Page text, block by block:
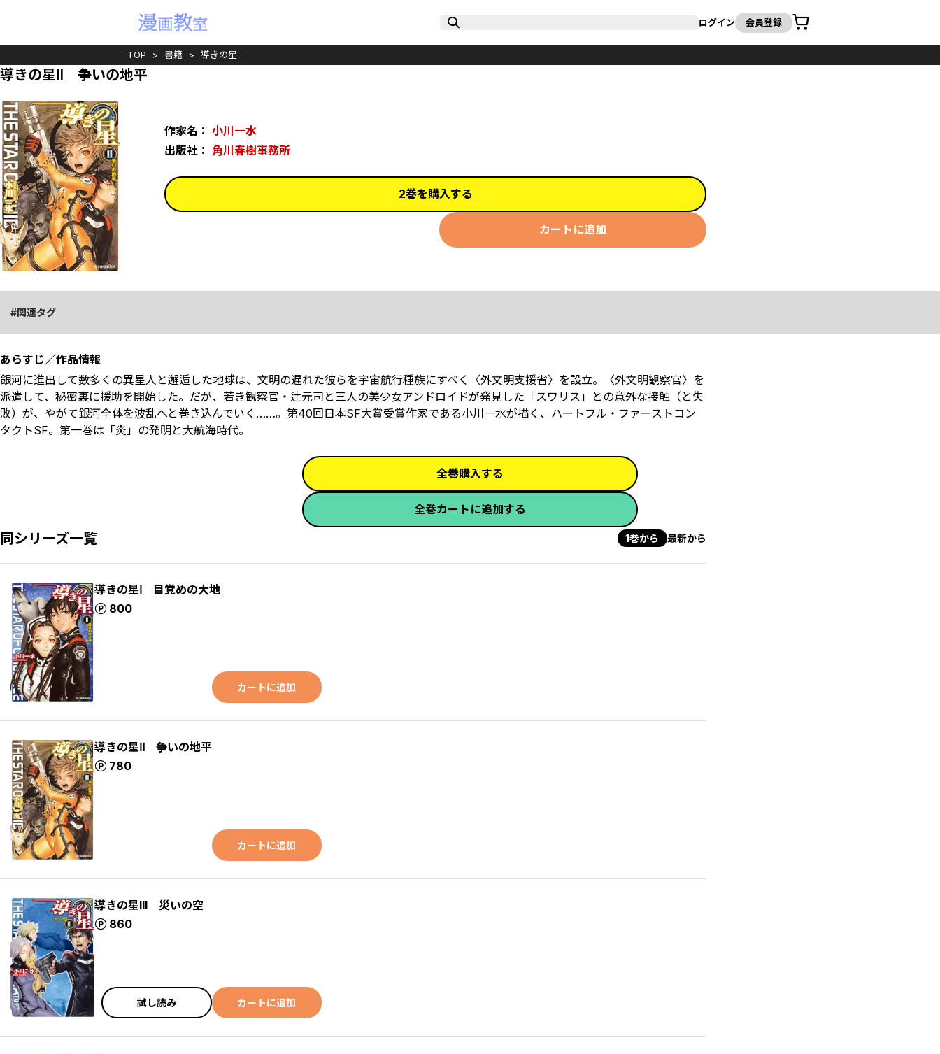
ログイン 会員登録
カート
TOP 書籍 導きの星
導きの星Ⅱ 争いの地平
作家名： 小川一水
出版社： 角川春樹事務所
2巻を購入する
カートに追加
関連タグ
あらすじ／作品情報
銀河に進出して数多くの異星人と邂逅した地球は、文明の遅れた彼らを宇宙航行種族にすべく〈外文明支援省〉を設立。〈外文明観察官〉を
派遣して、秘密裏に援助を開始した。だが、若き観察官・辻元司と三人の美少女アンドロイドが発見した「スワリス」との意外な接触（と失
敗）が、やがて銀河全体を波乱へと巻き込んでいく……。第40回日本SF大賞受賞作家である小川一水が描く、ハートフル・ファーストコン
タクトSF。第一巻は「炎」の発明と大航海時代。
全巻購入する
全巻カートに追加する
同シリーズ一覧 1巻から 最新から
導きの星Ⅰ 目覚めの大地
800
ポイント
カートに追加
導きの星Ⅱ 争いの地平
780
ポイント
カートに追加
導きの星III 災いの空
860
ポイント
試し読み カートに追加